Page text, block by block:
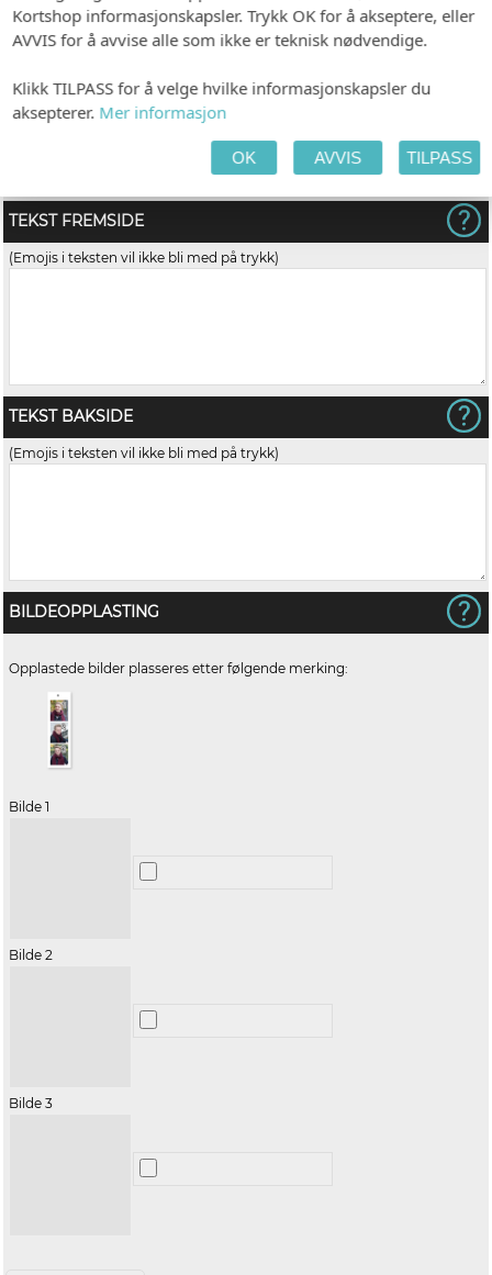
Kvistpapir (C6)
(+kr 6,00)
TEKST FREMSIDE
(Emojis i teksten vil ikke bli med på trykk)
TEKST BAKSIDE
(Emojis i teksten vil ikke bli med på trykk)
BILDEOPPLASTING
Opplastede bilder plasseres etter følgende merking:
Bilde 1
Bilde 2
Bilde 3
Kortshop informasjonskapsler. Trykk OK for å akseptere, eller
AVVIS for å avvise alle som ikke er teknisk nødvendige.
Klikk TILPASS for å velge hvilke informasjonskapsler du
aksepterer. Mer informasjon
OK AVVIS TILPASS